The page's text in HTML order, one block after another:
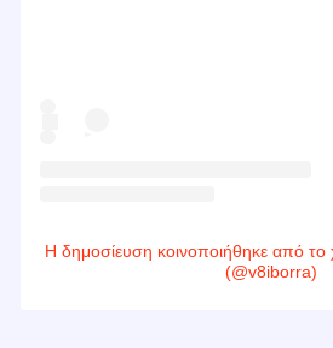
Η δημοσίευση κοινοποιήθηκε από
(@v8iborra)